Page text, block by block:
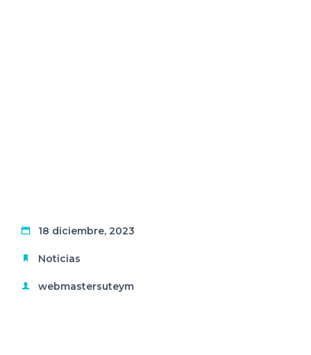
18 diciembre, 2023
Noticias
webmastersuteym